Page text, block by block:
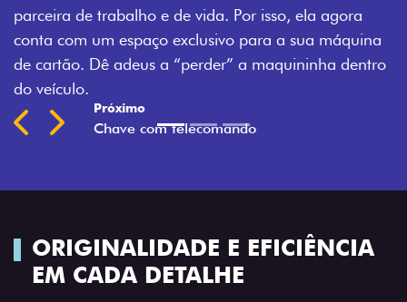
parceira de trabalho e de vida. Por isso, ela agora
conta com um espaço exclusivo para a sua máquina
de cartão. Dê adeus a “perder” a maquininha dentro
do veículo.
Previous
Next
Próximo
Chave com telecomando
ORIGINALIDADE E EFICIÊNCIA
EM CADA DETALHE